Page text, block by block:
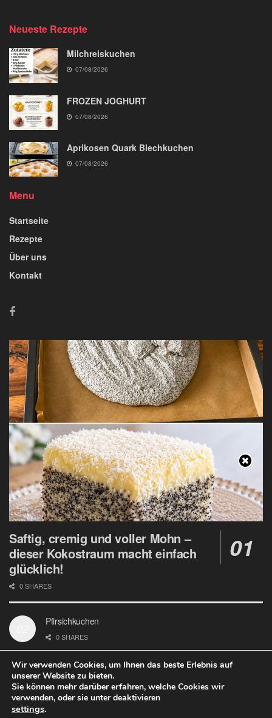
Neueste Rezepte
Milchreiskuchen
07/08/2026
FROZEN JOGHURT
07/08/2026
Aprikosen Quark Blechkuchen
07/08/2026
Menu
Startseite
Rezepte
Über uns
Kontakt
Saftig, cremig und voller Mohn –
dieser Kokostraum macht einfach
glücklich!
0 SHARES
Pfirsichkuchen
0 SHARES
Datenschutz Google Analytics und Cookie Dateien
Wir verwenden Cookies, um Ihnen das beste Erlebnis auf
unserer Website zu bieten.
Sie können mehr darüber erfahren, welche Cookies wir
verwenden, oder sie unter deaktivieren
settings.